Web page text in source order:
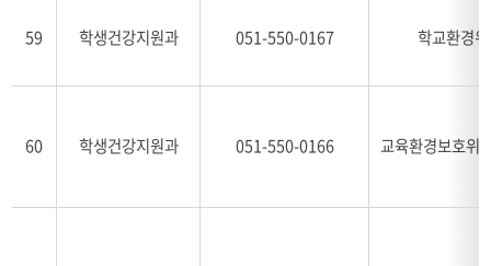
59 학생건강지원과 051-550-0167 학교환경
60 학생건강지원과 051-550-0166 교육환경보호위